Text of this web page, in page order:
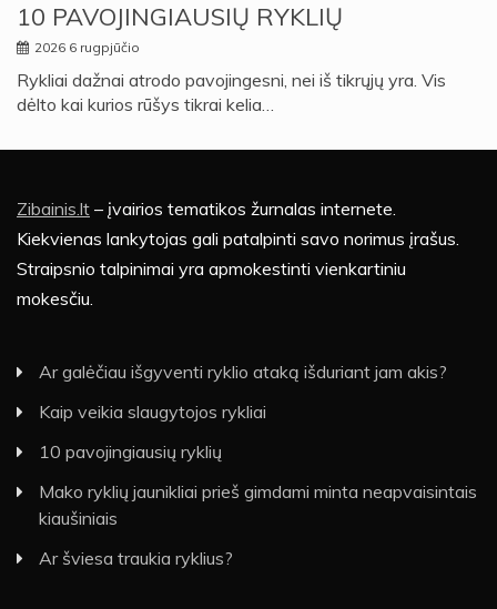
10 PAVOJINGIAUSIŲ RYKLIŲ
2026 6 rugpjūčio
Rykliai dažnai atrodo pavojingesni, nei iš tikrųjų yra. Vis
dėlto kai kurios rūšys tikrai kelia…
Zibainis.lt – įvairios tematikos žurnalas internete.
Kiekvienas lankytojas gali patalpinti savo norimus įrašus.
Straipsnio talpinimai yra apmokestinti vienkartiniu
mokesčiu.
Ar galėčiau išgyventi ryklio ataką išduriant jam akis?
Kaip veikia slaugytojos rykliai
10 pavojingiausių ryklių
Mako ryklių jaunikliai prieš gimdami minta neapvaisintais
kiaušiniais
Ar šviesa traukia ryklius?